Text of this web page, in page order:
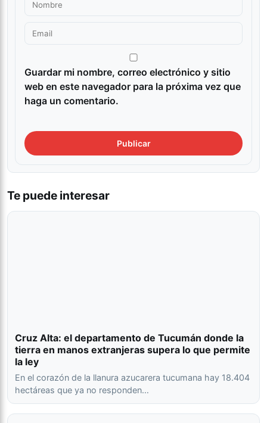
Guardar mi nombre, correo electrónico y sitio
web en este navegador para la próxima vez que
haga un comentario.
Te puede interesar
Cruz Alta: el departamento de Tucumán donde la
tierra en manos extranjeras supera lo que permite
la ley
En el corazón de la llanura azucarera tucumana hay 18.404
hectáreas que ya no responden…